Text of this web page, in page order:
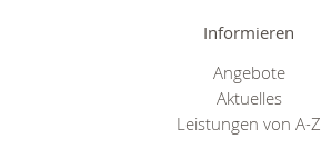
Informieren
Angebote
Aktuelles
Leistungen von A-Z